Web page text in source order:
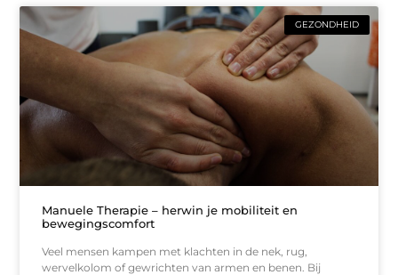
GEZONDHEID
Manuele Therapie – herwin je mobiliteit en
bewegingscomfort
Veel mensen kampen met klachten in de nek, rug,
wervelkolom of gewrichten van armen en benen. Bij